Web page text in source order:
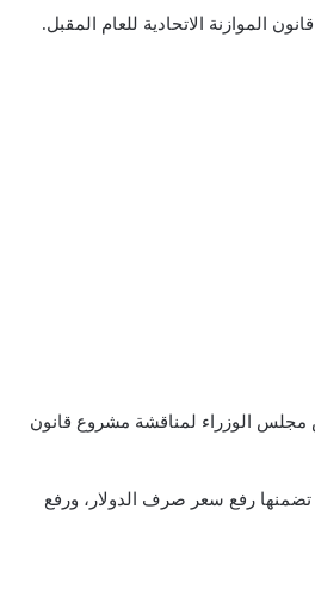
الاتحادية للعام المقبل.
مجلس الوزراء لمناقشة مشروع قانون
تضمنها رفع سعر صرف الدولار، ورفع